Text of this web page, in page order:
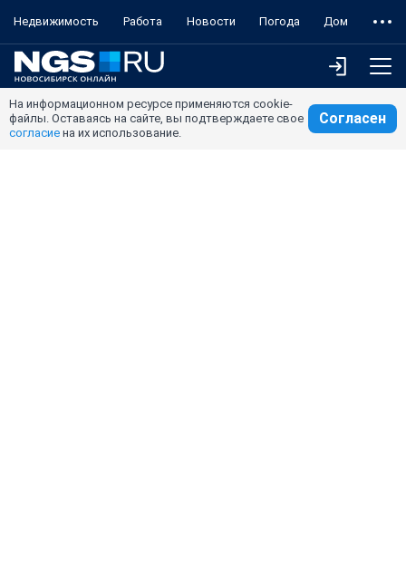
Недвижимость Работа Новости Погода Дом
На информационном ресурсе применяются cookie-
файлы. Оставаясь на сайте, вы подтверждаете свое
согласие на их использование.
Согласен